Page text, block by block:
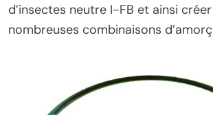
d’insectes neutre I-FB et ainsi
nombreuses combinaisons